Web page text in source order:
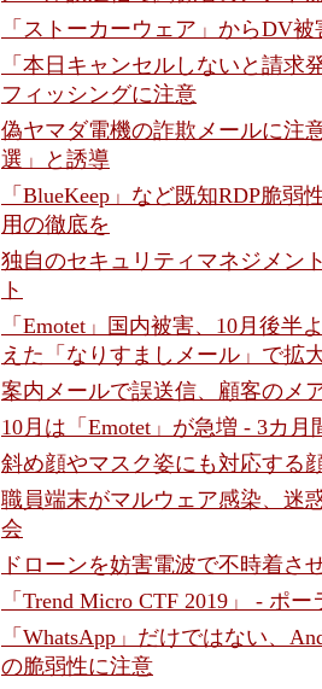
「ストーカーウェア」からDV
「本日キャンセルしないと請求
フィッシングに注意
偽ヤマダ電機の詐欺メールに注
選」と誘導
「BlueKeep」など既知RDP脆
用の徹底を
独自のセキュリティマネジメン
ト
「Emotet」国内被害、10月後半
えた「なりすましメール」で拡
案内メールで誤送信、顧客のメ
10月は「Emotet」が急増 - 3カ月
斜め顔やマスク姿にも対応する
職員端末がマルウェア感染、迷
会
ドローンを妨害電波で不時着さ
「Trend Micro CTF 2019」 - ポ
「WhatsApp」だけではない、
の脆弱性に注意